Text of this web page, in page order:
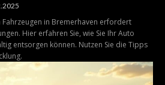
in Bremerhaven erfordert
Hier erfahren Sie, wie Sie Ihr Auto
entsorgen können. Nutzen Sie die Tipps